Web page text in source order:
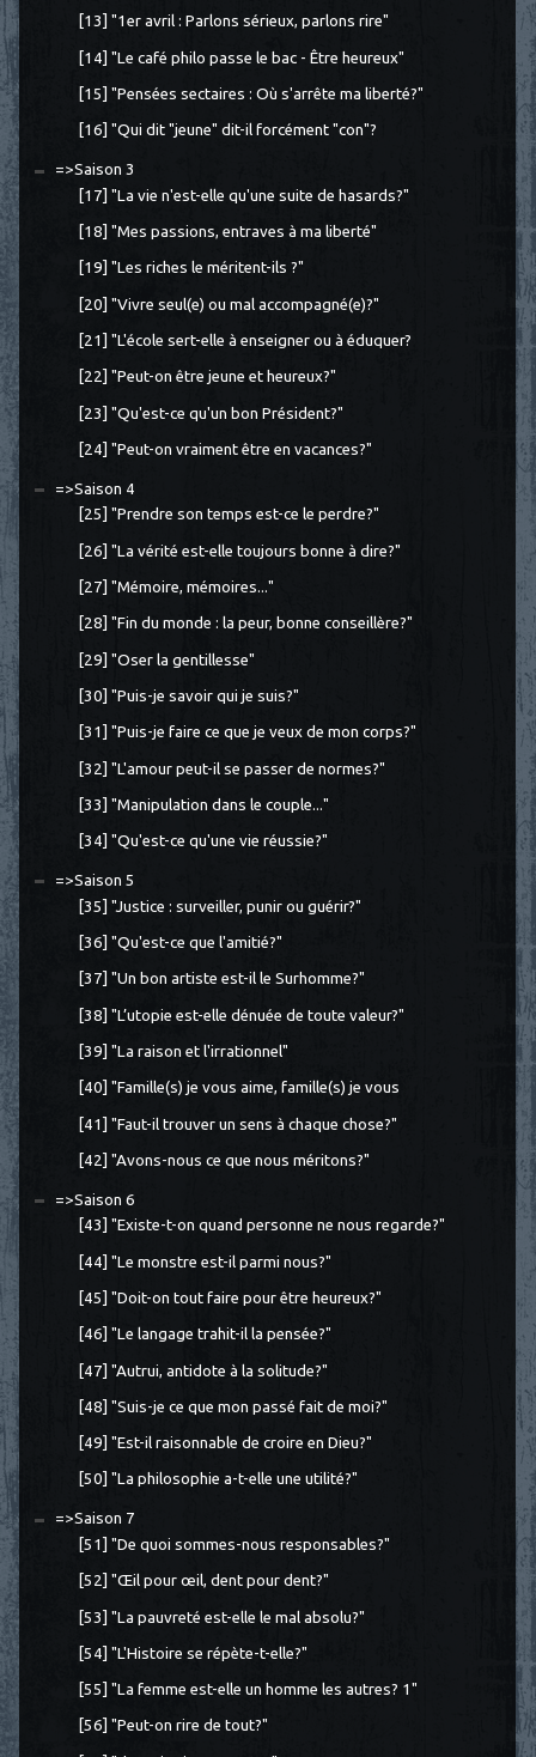
[13] "1er avril : Parlons sérieux, parlons rire"
[14] "Le café philo passe le bac - Être heureux"
[15] "Pensées sectaires : Où s'arrête ma liberté?"
[16] "Qui dit "jeune" dit-il forcément "con"?
=>Saison 3
[17] "La vie n'est-elle qu'une suite de hasards?"
[18] "Mes passions, entraves à ma liberté"
[19] "Les riches le méritent-ils ?"
[20] "Vivre seul(e) ou mal accompagné(e)?"
[21] "L'école sert-elle à enseigner ou à éduquer?
[22] "Peut-on être jeune et heureux?"
[23] "Qu'est-ce qu'un bon Président?"
[24] "Peut-on vraiment être en vacances?"
=>Saison 4
[25] "Prendre son temps est-ce le perdre?"
[26] "La vérité est-elle toujours bonne à dire?"
[27] "Mémoire, mémoires..."
[28] "Fin du monde : la peur, bonne conseillère?"
[29] "Oser la gentillesse"
[30] "Puis-je savoir qui je suis?"
[31] "Puis-je faire ce que je veux de mon corps?"
[32] "L'amour peut-il se passer de normes?"
[33] "Manipulation dans le couple..."
[34] "Qu'est-ce qu'une vie réussie?"
=>Saison 5
[35] "Justice : surveiller, punir ou guérir?"
[36] "Qu'est-ce que l'amitié?"
[37] "Un bon artiste est-il le Surhomme?"
[38] "L’utopie est-elle dénuée de toute valeur?"
[39] "La raison et l'irrationnel"
[40] "Famille(s) je vous aime, famille(s) je vous
[41] "Faut-il trouver un sens à chaque chose?"
[42] "Avons-nous ce que nous méritons?"
=>Saison 6
[43] "Existe-t-on quand personne ne nous regarde?"
[44] "Le monstre est-il parmi nous?"
[45] "Doit-on tout faire pour être heureux?"
[46] "Le langage trahit-il la pensée?"
[47] "Autrui, antidote à la solitude?"
[48] "Suis-je ce que mon passé fait de moi?"
[49] "Est-il raisonnable de croire en Dieu?"
[50] "La philosophie a-t-elle une utilité?"
=>Saison 7
[51] "De quoi sommes-nous responsables?"
[52] "Œil pour œil, dent pour dent?"
[53] "La pauvreté est-elle le mal absolu?"
[54] "L'Histoire se répète-t-elle?"
[55] "La femme est-elle un homme les autres? 1"
[56] "Peut-on rire de tout?"